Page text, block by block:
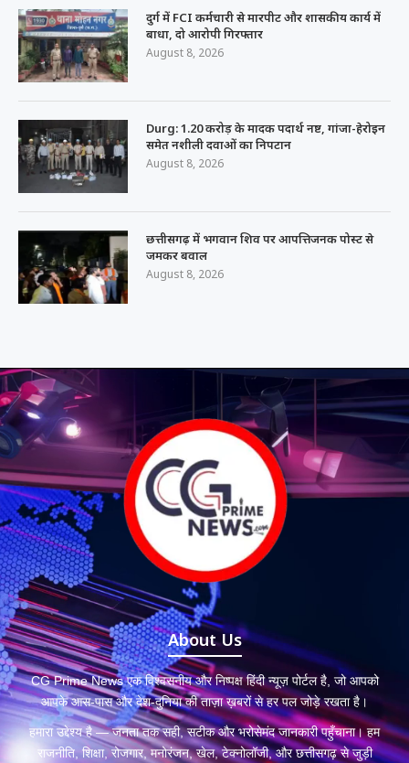
दुर्ग में FCI कर्मचारी से मारपीट और शासकीय कार्य में
बाधा, दो आरोपी गिरफ्तार
August 8, 2026
Durg: 1.20 करोड़ के मादक पदार्थ नष्ट, गांजा-हेरोइन
समेत नशीली दवाओं का निपटान
August 8, 2026
छत्तीसगढ़ में भगवान शिव पर आपत्तिजनक पोस्ट से
जमकर बवाल
August 8, 2026
About Us
CG Prime News एक विश्वसनीय और निष्पक्ष हिंदी न्यूज़ पोर्टल है, जो आपको
आपके आस-पास और देश-दुनिया की ताज़ा ख़बरों से हर पल जोड़े रखता है।
हमारा उद्देश्य है — जनता तक सही, सटीक और भरोसेमंद जानकारी पहुँचाना। हम
राजनीति, शिक्षा, रोजगार, मनोरंजन, खेल, टेक्नोलॉजी, और छत्तीसगढ़ से जुड़ी